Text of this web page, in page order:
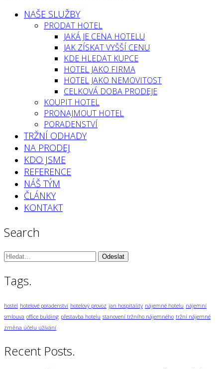
NAŠE SLUŽBY
PRODAT HOTEL
JAKÁ JE CENA HOTELU
JAK ZÍSKAT VYŠŠÍ CENU
KDE HLEDAT KUPCE
HOTEL JAKO FIRMA
HOTEL JAKO NEMOVITOST
CELKOVÁ DOBA PRODEJE
KOUPIT HOTEL
PRONAJMOUT HOTEL
PORADENSTVÍ
TRŽNÍ ODHADY
NA PRODEJ
KDO JSME
REFERENCE
NÁŠ TÝM
ČLÁNKY
KONTAKT
Search
Vyhledávání:
Tags.
hostel hotelové poradenství hotelový provoz jan hospitality nájemné hotelu nájemní
smlouva office bulding přestavba hotelu stanovení tržního nájemného tržní nájemné
změna účelu užívání
Recent Posts.